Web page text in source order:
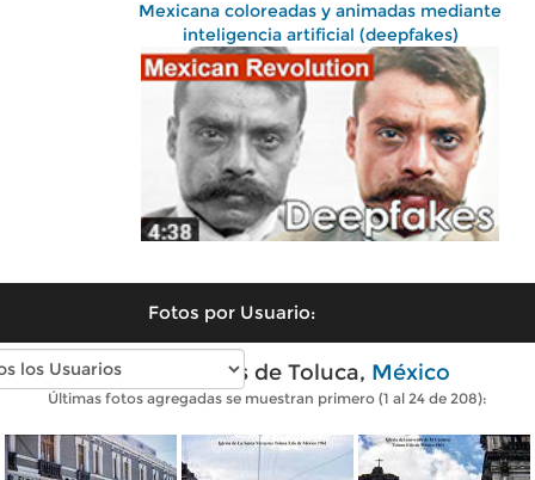
Mexicana coloreadas y animadas mediante
inteligencia artificial (deepfakes)
Fotos por Usuario:
Fotos antiguas de Toluca, México
Últimas fotos agregadas se muestran primero (1 al 24 de 208):